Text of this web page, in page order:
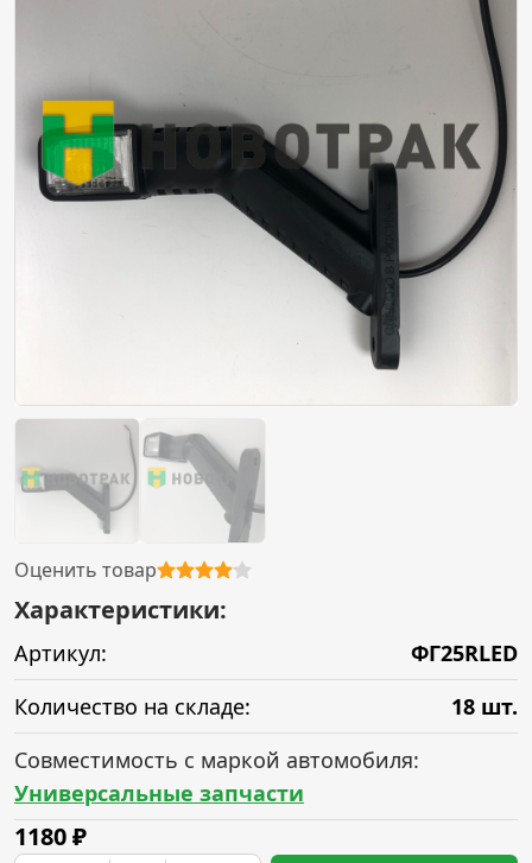
Оценить товар
Характеристики:
Артикул:
ФГ25RLED
Количество на складе:
18 шт.
Совместимость с маркой автомобиля:
Универсальные запчасти
1180₽